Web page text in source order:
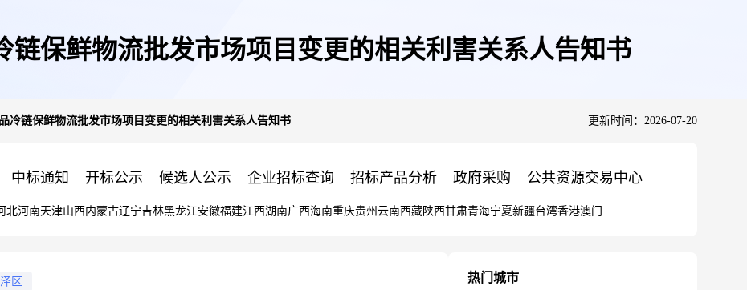
链保鲜物流批发市场项目变更的相关利害关系人告知书
冷链保鲜物流批发市场项目变更的相关利害关系人告知书 更新时间：2026-07-20
中标通知 开标公示 候选人公示 企业招标查询 招标产品分析 政府采购 公共资源交易中心
北河南天津山西内蒙古辽宁吉林黑龙江安徽福建江西湖南广西海南重庆贵州 云南西藏陕西甘肃青海宁夏新疆台湾香港澳门
区 热门城市